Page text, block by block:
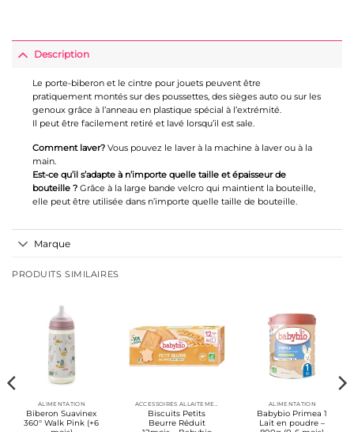
Description
Le porte-biberon et le cintre pour jouets peuvent être
pratiquement montés sur des poussettes, des sièges auto ou sur les
genoux grâce à l’anneau en plastique spécial à l’extrémité.
Il peut être facilement retiré et lavé lorsqu’il est sale.
Comment laver? Vous pouvez le laver à la machine à laver ou à la
main.
Est-ce qu’il s’adapte à n’importe quelle taille et épaisseur de
bouteille ? Grâce à la large bande velcro qui maintient la bouteille,
elle peut être utilisée dans n’importe quelle taille de bouteille.
Marque
PRODUITS SIMILAIRES
ALIMENTATION
Biberon Suavinex
360° Walk Pink (+6
ACCESSOIRES ALLAITEMENT / REPAS
Biscuits Petits
Beurre Réduit
ALIMENTATION
Babybio Primea 1
Lait en poudre –